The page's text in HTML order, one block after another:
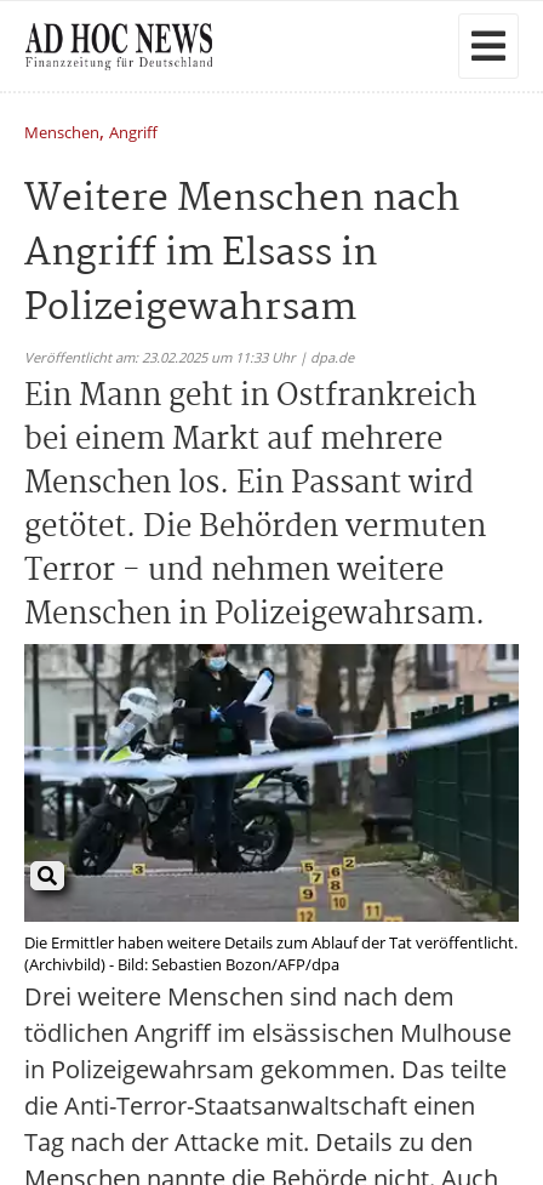
Menschen, Angriff
Weitere Menschen nach
Angriff im Elsass in
Polizeigewahrsam
Veröffentlicht am: 23.02.2025 um 11:33 Uhr | dpa.de
Ein Mann geht in Ostfrankreich
bei einem Markt auf mehrere
Menschen los. Ein Passant wird
getötet. Die Behörden vermuten
Terror - und nehmen weitere
Menschen in Polizeigewahrsam.
Die Ermittler haben weitere Details zum Ablauf der Tat veröffentlicht.
(Archivbild) - Bild: Sebastien Bozon/AFP/dpa
Drei weitere Menschen sind nach dem
tödlichen Angriff im elsässischen Mulhouse
in Polizeigewahrsam gekommen. Das teilte
die Anti-Terror-Staatsanwaltschaft einen
Tag nach der Attacke mit. Details zu den